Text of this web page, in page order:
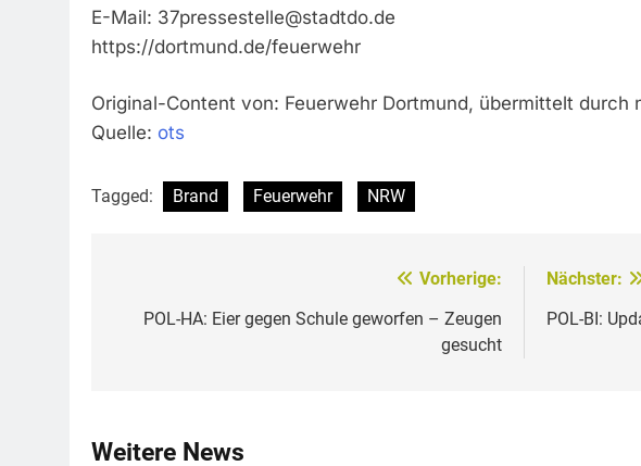
E-Mail: 37pressestelle@stadtdo.de
https://dortmund.de/feuerwehr
Original-Content von: Feuerwehr Dortmund, übermittelt durch
Quelle: ots
Tagged: Brand Feuerwehr NRW
Vorherige:
POL-HA: Eier gegen Schule geworfen – Zeugen
gesucht
Nächster:
POL-BI:
Weitere News